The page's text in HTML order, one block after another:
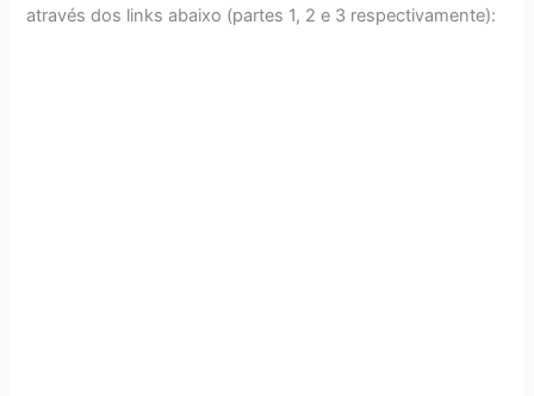
através dos links abaixo (partes 1, 2 e 3 respectivamente):